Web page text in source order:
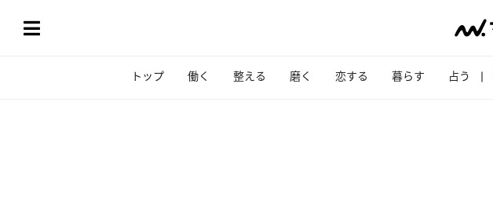
トップ 働く 整える 磨く 恋する 暮らす 占う